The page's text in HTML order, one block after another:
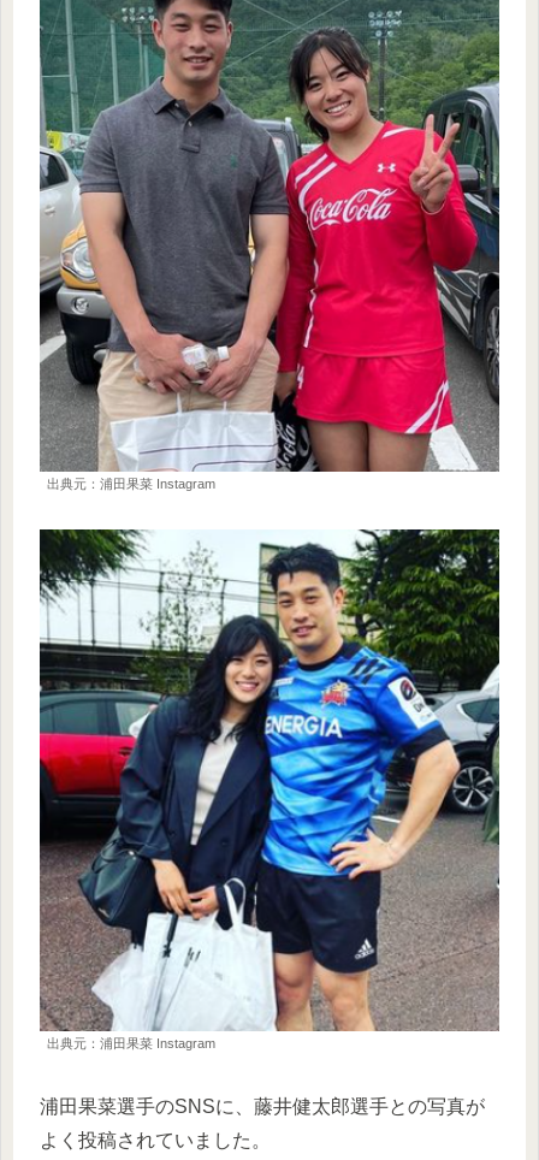
出典元：浦田果菜 Instagram
出典元：浦田果菜 Instagram
浦田果菜選手のSNSに、藤井健太郎選手との写真が
よく投稿されていました。